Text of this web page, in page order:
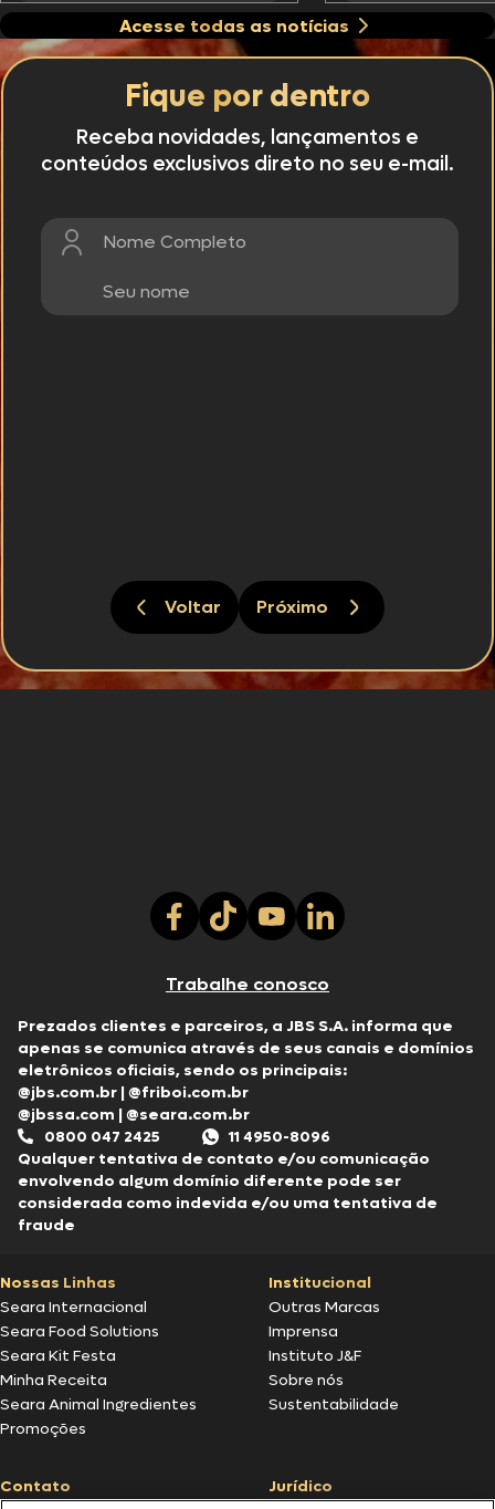
Acesse todas as notícias
Fique por dentro
Receba novidades, lançamentos e
conteúdos exclusivos direto no seu e-mail.
Nome Completo
Voltar Próximo
Trabalhe conosco
Prezados clientes e parceiros, a JBS S.A. informa que
apenas se comunica através de seus canais e domínios
eletrônicos oficiais, sendo os principais:
@jbs.com.br | @friboi.com.br
@jbssa.com | @seara.com.br
0800 047 2425
11 4950-8096
Qualquer tentativa de contato e/ou comunicação
envolvendo algum domínio diferente pode ser
considerada como indevida e/ou uma tentativa de
fraude
Nossas Linhas
Seara Internacional
Seara Food Solutions
Seara Kit Festa
Minha Receita
Seara Animal Ingredientes
Promoções
Institucional
Outras Marcas
Imprensa
Instituto J&F
Sobre nós
Sustentabilidade
Contato
Jurídico